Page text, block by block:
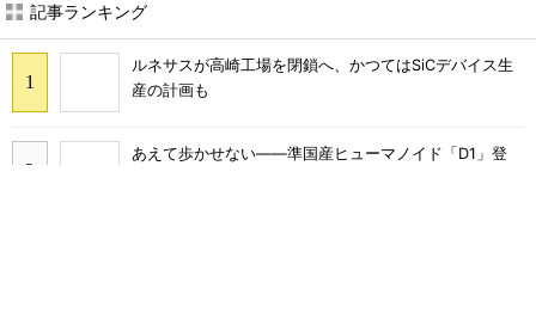
記事ランキング
ルネサスが高崎工場を閉鎖へ、かつてはSiCデバイス生
産の計画も
あえて歩かせない――準国産ヒューマノイド「D1」登